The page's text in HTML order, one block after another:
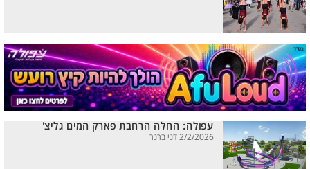
עפולה: החלה הרחבת פארק המים גליצ'
2/2/2026 דני ברנר